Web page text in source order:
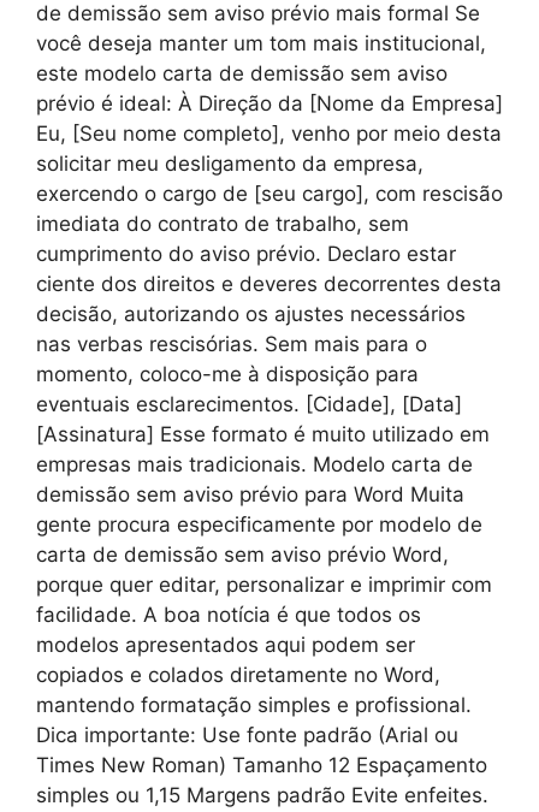
de demissão sem aviso prévio mais formal Se
você deseja manter um tom mais institucional,
este modelo carta de demissão sem aviso
prévio é ideal: À Direção da [Nome da Empresa]
Eu, [Seu nome completo], venho por meio desta
solicitar meu desligamento da empresa,
exercendo o cargo de [seu cargo], com rescisão
imediata do contrato de trabalho, sem
cumprimento do aviso prévio. Declaro estar
ciente dos direitos e deveres decorrentes desta
decisão, autorizando os ajustes necessários
nas verbas rescisórias. Sem mais para o
momento, coloco-me à disposição para
eventuais esclarecimentos. [Cidade], [Data]
[Assinatura] Esse formato é muito utilizado em
empresas mais tradicionais. Modelo carta de
demissão sem aviso prévio para Word Muita
gente procura especificamente por modelo de
carta de demissão sem aviso prévio Word,
porque quer editar, personalizar e imprimir com
facilidade. A boa notícia é que todos os
modelos apresentados aqui podem ser
copiados e colados diretamente no Word,
mantendo formatação simples e profissional.
Dica importante: Use fonte padrão (Arial ou
Times New Roman) Tamanho 12 Espaçamento
simples ou 1,15 Margens padrão Evite enfeites.